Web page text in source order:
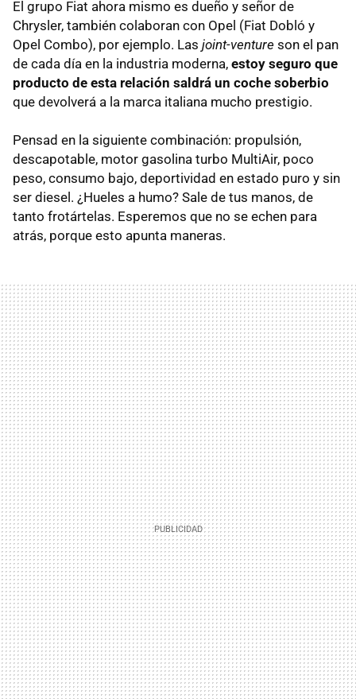
El grupo Fiat ahora mismo es dueño y señor de
Chrysler, también colaboran con Opel (Fiat Dobló y
Opel Combo), por ejemplo. Las joint-venture son el pan
de cada día en la industria moderna, estoy seguro que
producto de esta relación saldrá un coche soberbio
que devolverá a la marca italiana mucho prestigio.
Pensad en la siguiente combinación: propulsión,
descapotable, motor gasolina turbo MultiAir, poco
peso, consumo bajo, deportividad en estado puro y sin
ser diesel. ¿Hueles a humo? Sale de tus manos, de
tanto frotártelas. Esperemos que no se echen para
atrás, porque esto apunta maneras.